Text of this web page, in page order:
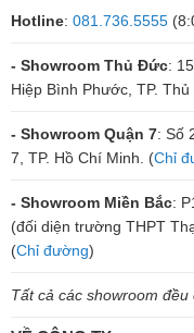
Hotline: 081.736.5555
- Showroom Thủ Đức:
Hiệp Bình Phước, TP.
- Showroom Quận 7: Số
7, TP. Hồ Chí Minh. (Chỉ
- Showroom Miền Bắc:
(đối diện trường THPT
(Chỉ đường)
Tất cả các showroom